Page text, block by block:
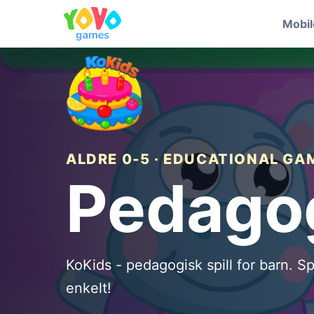
ALDRE 0-5 · EDUCATIONAL
KoKids - pedagogisk spill for barn.
enkelt!